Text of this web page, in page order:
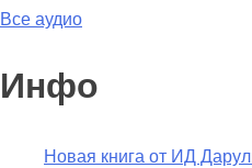
Все аудио
Инфо
Новая книга от ИД